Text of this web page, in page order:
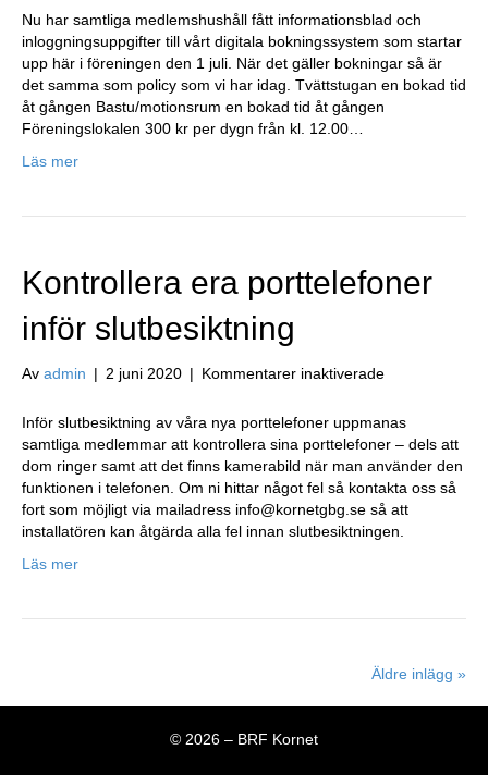
bokningar
Nu har samtliga medlemshushåll fått informationsblad och
inloggningsuppgifter till vårt digitala bokningssystem som startar
upp här i föreningen den 1 juli. När det gäller bokningar så är
det samma som policy som vi har idag. Tvättstugan en bokad tid
åt gången Bastu/motionsrum en bokad tid åt gången
Föreningslokalen 300 kr per dygn från kl. 12.00…
Läs mer
Kontrollera era porttelefoner
inför slutbesiktning
Av admin | 2 juni 2020 | Kommentarer inaktiveradeför
porttelefoner
inför
slutbesiktning
Inför slutbesiktning av våra nya porttelefoner uppmanas
samtliga medlemmar att kontrollera sina porttelefoner – dels att
dom ringer samt att det finns kamerabild när man använder den
funktionen i telefonen. Om ni hittar något fel så kontakta oss så
fort som möjligt via mailadress info@kornetgbg.se så att
installatören kan åtgärda alla fel innan slutbesiktningen.
Läs mer
Äldre inlägg »
© 2026 – BRF Kornet